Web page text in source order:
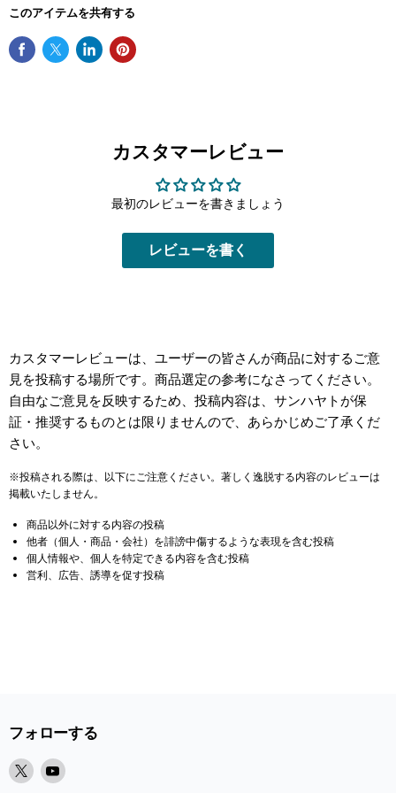
このアイテムを共有する
カスタマーレビュー
最初のレビューを書きましょう
レビューを書く
カスタマーレビューは、ユーザーの皆さんが商品に対するご意
見を投稿する場所です。商品選定の参考になさってください。
自由なご意見を反映するため、投稿内容は、サンハヤトが保
証・推奨するものとは限りませんので、あらかじめご了承くだ
さい。
※投稿される際は、以下にご注意ください。著しく逸脱する内容のレビューは
掲載いたしません。
商品以外に対する内容の投稿
他者（個人・商品・会社）を誹謗中傷するような表現を含む投稿
個人情報や、個人を特定できる内容を含む投稿
営利、広告、誘導を促す投稿
フォローする
X
Youtube